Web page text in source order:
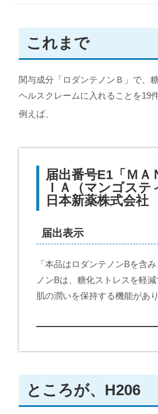
これまで
関与成分「ロダンテノンＢ」で、
ヘルスクレームに入れることを19
例えば、
届出番号E1「ＭＡ
ＩＡ（マンゴステ
日本新薬株式会社
届出表示
「本品はロダンテノンBを含
ノンBは、糖化ストレスを軽
肌の潤いを保持する機能があり
ところが、H206